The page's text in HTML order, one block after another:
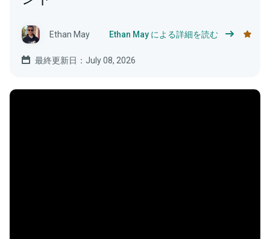
Ethan May Ethan May による詳細を読む
最終更新日：July 08, 2026